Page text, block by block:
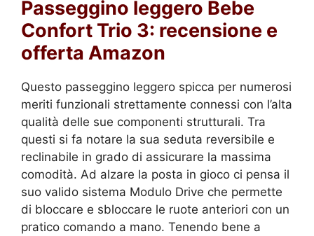
Passeggino leggero Bebe
Confort Trio 3: recensione e
offerta Amazon
Questo passeggino leggero spicca per numerosi
meriti funzionali strettamente connessi con l’alta
qualità delle sue componenti strutturali. Tra
questi si fa notare la sua seduta reversibile e
reclinabile in grado di assicurare la massima
comodità. Ad alzare la posta in gioco ci pensa il
suo valido sistema Modulo Drive che permette
di bloccare e sbloccare le ruote anteriori con un
pratico comando a mano. Tenendo bene a